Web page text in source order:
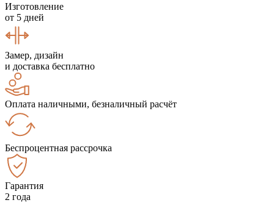
Изготовление
от 5 дней
Замер, дизайн
и доставка бесплатно
Оплата наличными, безналичный расчёт
Беспроцентная рассрочка
Гарантия
2 года